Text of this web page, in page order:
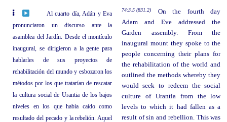
Al cuarto día, Adán y Eva
pronunciaron un discurso ante la
asamblea del Jardín. Desde el montículo
inaugural, se dirigieron a la gente para
hablarles de sus proyectos de
rehabilitación del mundo y esbozaron los
métodos por los que tratarían de rescatar
la cultura social de Urantia de los bajos
niveles en los que había caído como
resultado del pecado y la rebelión. Aquel
74:3.5 (831.2)
On the fourth day
Adam and Eve addressed the
Garden assembly. From the
inaugural mount they spoke to the
people concerning their plans for
the rehabilitation of the world and
outlined the methods whereby they
would seek to redeem the social
culture of Urantia from the low
levels to which it had fallen as a
result of sin and rebellion. This was